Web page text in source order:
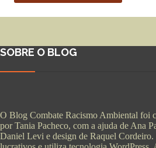
SOBRE O BLOG
O Blog Combate Racismo Ambiental foi
por Tania Pacheco, com a ajuda de Ana
Daniel Levi e design de Raquel